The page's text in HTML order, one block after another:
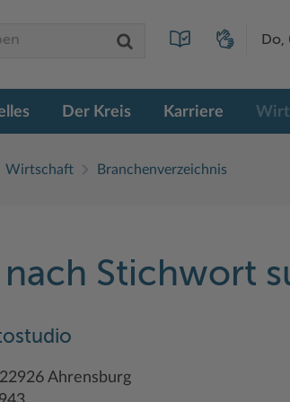
Do,
Der Kreis Karriere
Wirtschaft Branchenverzeichnis
nach Stichwort
Ahrensburg